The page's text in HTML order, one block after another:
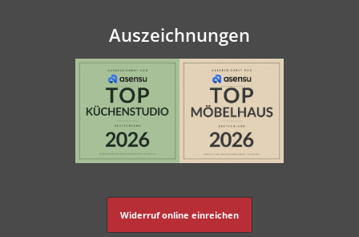
Auszeichnungen
Widerruf online einreichen